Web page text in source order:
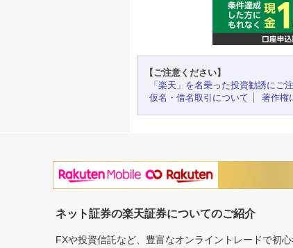
【ご注意ください】
「楽天」を名乗った投資勧誘にご
仮名・借名取引について
著作権
ネット証券の楽天証券についてのご紹介
FXや投資信託など、豊富なオンライントレードで初